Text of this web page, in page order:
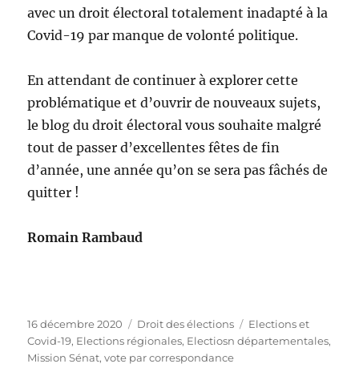
avec un droit électoral totalement inadapté à la
Covid-19 par manque de volonté politique.
En attendant de continuer à explorer cette
problématique et d’ouvrir de nouveaux sujets,
le blog du droit électoral vous souhaite malgré
tout de passer d’excellentes fêtes de fin
d’année, une année qu’on se sera pas fâchés de
quitter !
Romain Rambaud
Publié
le
16 décembre 2020 Catégories
Droit des élections Étiquettes
Elections et
Covid-19, Elections régionales, Electiosn départementales,
Mission Sénat,vote par correspondance